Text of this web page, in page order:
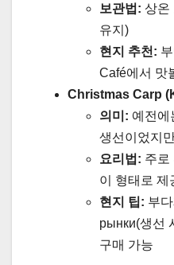
보관법: 상온
유지)
현지 추천:
Café에서 맛
Christmas Carp
의미: 예전에
생선이었지
요리법: 주로
이 형태로 제
현지 팁: 부
рынки(생선
구매 가능